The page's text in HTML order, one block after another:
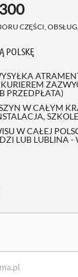
CZĘŚCI,
POLSKĘ
PRZEDPŁATA)
W CAŁYM
W CAŁEJ
LUB LUBLINA -